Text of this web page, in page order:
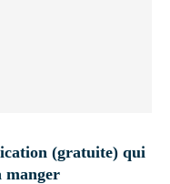
(gratuite) qui
manger